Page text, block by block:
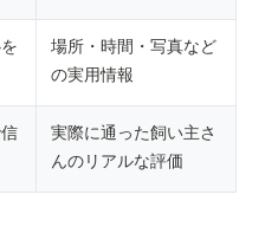
場所・時間・写真など
の実用情報
実際に通った飼い主さ
んのリアルな評価